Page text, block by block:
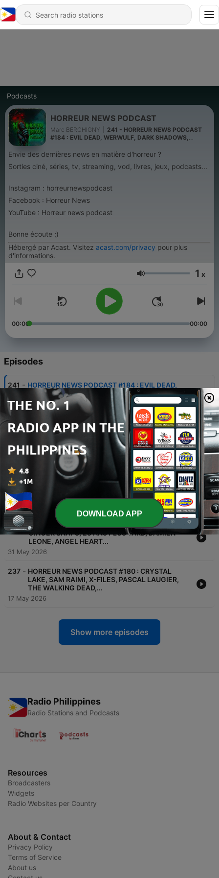
Podcasts
HORREUR NEWS PODCAST
Marc BERCHIGNY
241 - HORREUR NEWS PODCAST
#184 : EVIL DEAD, WERWULF, DARK SHADOWS,
Envie des dernières news en matière d'horreur ?
Sorties ciné, séries, tv, streaming, vod, livres, jeux, podcasts...
Instagram : horreurnewspodcast
Facebook : Horreur News
YouTube : Horreur news podcast
Bonne écoute ;)
Hébergé par Acast. Visitez acast.com/privacy pour plus
d'informations.
Volume 1 x
00:00 00:00
Episodes
241 - HORREUR NEWS PODCAST #184 : EVIL DEAD,
WERWULF, DARK SHADOWS, LOVECRAFT PAR
ALEX DE LA IGLESIA,...
28 Jun 2026
240 - HORREUR NEWS PODCAST #183 : OBSESSION,
EVIL DEAD, THE WALKING DEAD, TERRIFIER, THE
BOROUGHS,...
239 - HORREUR NEWS PODCAST #182 : OBSESSION,
BACKROOMS, SILENT HILL, ICE CREAM MAN,
UNTIL DAWN,...
07 Jun 2026
238 - HORREUR NEWS PODCAST #181 : OBSESSION,
GINGER SNAPS, 28 ANS PLUS TARD, DAMIEN
LEONE, ANGEL HEART...
31 May 2026
237 - HORREUR NEWS PODCAST #180 : CRYSTAL
LAKE, SAM RAIMI, X-FILES, PASCAL LAUGIER,
THE WALKING DEAD,...
17 May 2026
Show more episodes
Radio Philippines
Radio Stations and Podcasts
Resources
Broadcasters
Widgets
Radio Websites per Country
About & Contact
Privacy Policy
Terms of Service
About us
DOWNLOAD APP